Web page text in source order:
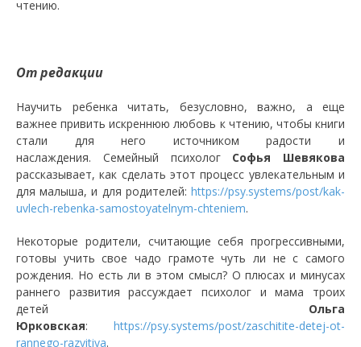
чтению.
От редакции
Научить ребенка читать, безусловно, важно, а еще
важнее привить искреннюю любовь к чтению, чтобы книги
стали для него источником радости и
наслаждения. Семейный психолог Софья Шевякова
рассказывает, как сделать этот процесс увлекательным и
для малыша, и для родителей: https://psy.systems/post/kak-
uvlech-rebenka-samostoyatelnym-chteniem.
Некоторые родители, считающие себя прогрессивными,
готовы учить свое чадо грамоте чуть ли не с самого
рождения. Но есть ли в этом смысл? О плюсах и минусах
раннего развития рассуждает психолог и мама троих
детей Ольга
Юрковская: https://psy.systems/post/zaschitite-detej-ot-
rannego-razvitiya.